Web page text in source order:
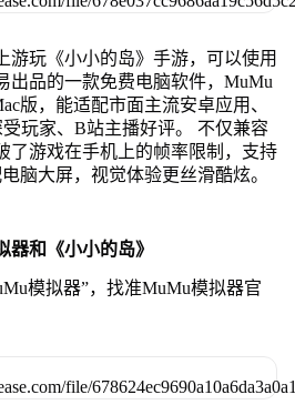
游玩《小小的岛》手游，可以使用
出品的一款免费电脑软件，MuMu
版，能适配市面主流安卓应用、
玩家、B站主播好评。 不仅兼容
了游戏在手机上的帧率限制，支持
脑大屏，视觉体验更丝滑酷炫。
和《小小的岛》
模拟器”，找准MuMu模拟器官